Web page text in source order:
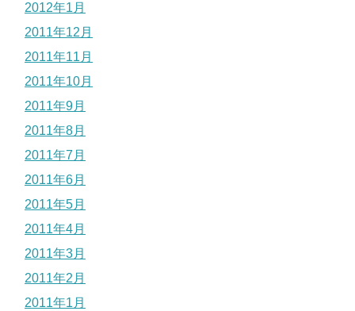
2012年1月
2011年12月
2011年11月
2011年10月
2011年9月
2011年8月
2011年7月
2011年6月
2011年5月
2011年4月
2011年3月
2011年2月
2011年1月